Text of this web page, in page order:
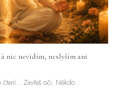
nic nevidím, neslyším ani
Zavřeš oči. Někdo…